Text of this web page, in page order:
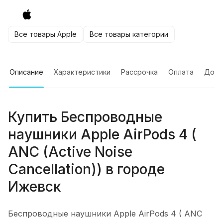
Все товары Apple Все товары категории
Описание Характеристики Рассрочка Оплата
Купить Беспроводные
наушники Apple AirPods 4 (
ANC (Active Noise
Cancellation)) в городе
Ижевск
Беспроводные наушники Apple AirPods 4 ( ANC